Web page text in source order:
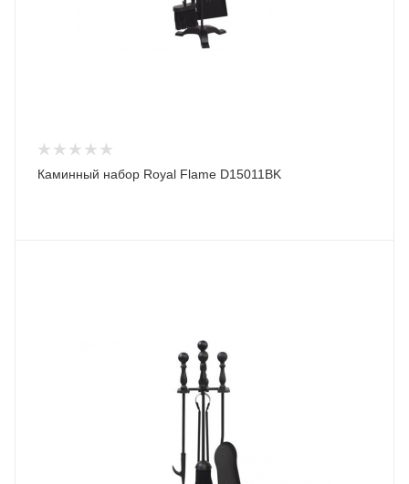
Каминный набор Royal Flame D15011BK